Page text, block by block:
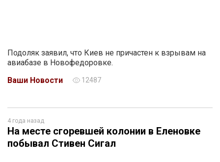
Подоляк заявил, что Киев не причастен к взрывам на
авиабазе в Новофедоровке.
Ваши Новости
12487
4 года назад
На месте сгоревшей колонии в Еленовке
побывал Стивен Сигал